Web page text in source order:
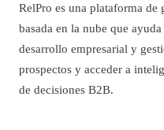
RelPro es una plataforma de
basada en la nube que
desarrollo empresarial y
prospectos y acceder a
de decisiones B2B.